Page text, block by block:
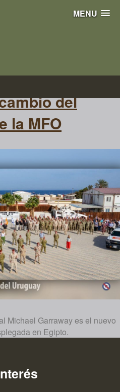
MENU
del
la MFO
Michael Garraway es el nuevo
en Egipto.